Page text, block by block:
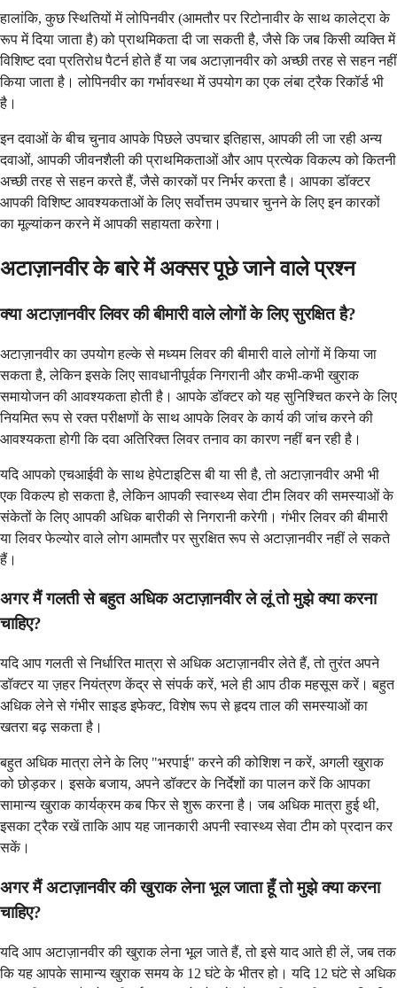
हालांकि, कुछ स्थितियों में लोपिनवीर (आमतौर पर रिटोनावीर के साथ कालेट्रा के
रूप में दिया जाता है) को प्राथमिकता दी जा सकती है, जैसे कि जब किसी व्यक्ति में
विशिष्ट दवा प्रतिरोध पैटर्न होते हैं या जब अटाज़ानवीर को अच्छी तरह से सहन नहीं
किया जाता है। लोपिनवीर का गर्भावस्था में उपयोग का एक लंबा ट्रैक रिकॉर्ड भी
है।
इन दवाओं के बीच चुनाव आपके पिछले उपचार इतिहास, आपकी ली जा रही अन्य
दवाओं, आपकी जीवनशैली की प्राथमिकताओं और आप प्रत्येक विकल्प को कितनी
अच्छी तरह से सहन करते हैं, जैसे कारकों पर निर्भर करता है। आपका डॉक्टर
आपकी विशिष्ट आवश्यकताओं के लिए सर्वोत्तम उपचार चुनने के लिए इन कारकों
का मूल्यांकन करने में आपकी सहायता करेगा।
अटाज़ानवीर के बारे में अक्सर पूछे जाने वाले प्रश्न
क्या अटाज़ानवीर लिवर की बीमारी वाले लोगों के लिए सुरक्षित है?
अटाज़ानवीर का उपयोग हल्के से मध्यम लिवर की बीमारी वाले लोगों में किया जा
सकता है, लेकिन इसके लिए सावधानीपूर्वक निगरानी और कभी-कभी खुराक
समायोजन की आवश्यकता होती है। आपके डॉक्टर को यह सुनिश्चित करने के लिए
नियमित रूप से रक्त परीक्षणों के साथ आपके लिवर के कार्य की जांच करने की
आवश्यकता होगी कि दवा अतिरिक्त लिवर तनाव का कारण नहीं बन रही है।
यदि आपको एचआईवी के साथ हेपेटाइटिस बी या सी है, तो अटाज़ानवीर अभी भी
एक विकल्प हो सकता है, लेकिन आपकी स्वास्थ्य सेवा टीम लिवर की समस्याओं के
संकेतों के लिए आपकी अधिक बारीकी से निगरानी करेगी। गंभीर लिवर की बीमारी
या लिवर फेल्योर वाले लोग आमतौर पर सुरक्षित रूप से अटाज़ानवीर नहीं ले सकते
हैं।
अगर मैं गलती से बहुत अधिक अटाज़ानवीर ले लूं तो मुझे क्या करना
चाहिए?
यदि आप गलती से निर्धारित मात्रा से अधिक अटाज़ानवीर लेते हैं, तो तुरंत अपने
डॉक्टर या ज़हर नियंत्रण केंद्र से संपर्क करें, भले ही आप ठीक महसूस करें। बहुत
अधिक लेने से गंभीर साइड इफेक्ट, विशेष रूप से हृदय ताल की समस्याओं का
खतरा बढ़ सकता है।
बहुत अधिक मात्रा लेने के लिए "भरपाई" करने की कोशिश न करें, अगली खुराक
को छोड़कर। इसके बजाय, अपने डॉक्टर के निर्देशों का पालन करें कि आपका
सामान्य खुराक कार्यक्रम कब फिर से शुरू करना है। जब अधिक मात्रा हुई थी,
इसका ट्रैक रखें ताकि आप यह जानकारी अपनी स्वास्थ्य सेवा टीम को प्रदान कर
सकें।
अगर मैं अटाज़ानवीर की खुराक लेना भूल जाता हूँ तो मुझे क्या करना
चाहिए?
यदि आप अटाज़ानवीर की खुराक लेना भूल जाते हैं, तो इसे याद आते ही लें, जब तक
कि यह आपके सामान्य खुराक समय के 12 घंटे के भीतर हो। यदि 12 घंटे से अधिक